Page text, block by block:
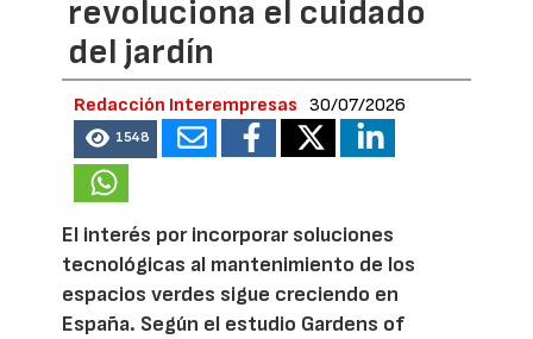
revoluciona el cuidado
del jardín
Redacción Interempresas 30/07/2026
1548
El interés por incorporar soluciones
tecnológicas al mantenimiento de los
espacios verdes sigue creciendo en
España. Según el estudio Gardens of